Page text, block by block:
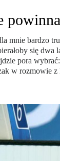
mnie bardzo
się dwa
pora
w rozmowie z